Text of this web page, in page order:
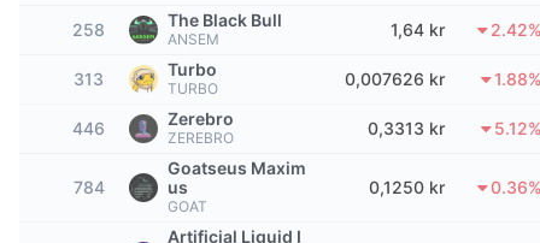
Vinnare & förlorare
Mest besökta
Communityns riktning
Kedjerankning
Marknadscykelindikatorer
Bitcoin-dominans
CoinMarketCap 20 Index
CoinMarketCap 100 Index
Dokumentation
Vanliga frågor
AI-integrationer
CMC Max
Toppnyheter
Telegrambot
Annonsera
258 The Black Bull
ANSEM 1,64 kr
313 Turbo
TURBO 0,007626 kr
446 Zerebro
ZEREBRO 0,3313 kr
784
Goatseus Maxim
us
GOAT
0,1250 kr
Artificial Liquid I